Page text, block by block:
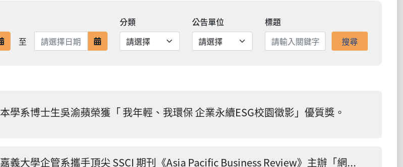
日期範圍開始
至 日期範圍結束 日期範圍結束
分類 公告單位
標題
搜尋
本學系博士生吳渝蘋榮獲「 我年輕、我環保 企業永續ESG校園徵影」優質獎。
嘉義大學企管系攜手頂尖 SSCI 期刊《Asia Pacific Business Review》主辦「網路迷因與亞太創新」國際學術工作坊